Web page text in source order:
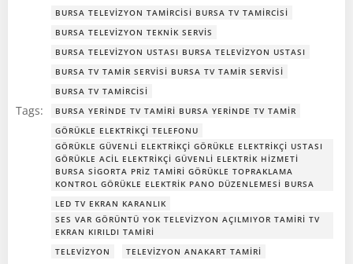
Tags:
BURSA TELEVIZYON TAMIRCISI BURSA TV TAMIRCISI
BURSA TELEVIZYON TEKNIK SERVIS
BURSA TELEVIZYON USTASI BURSA TELEVIZYON USTASI
BURSA TV TAMIR SERVISI BURSA TV TAMIR SERVISI
BURSA TV TAMIRCISI
BURSA YERINDE TV TAMIRI BURSA YERINDE TV TAMIR
GÖRÜKLE ELEKTRIKÇI TELEFONU
GÖRÜKLE GÜVENLI ELEKTRIKÇI GÖRÜKLE ELEKTRIKÇI USTASI
GÖRÜKLE ACIL ELEKTRIKÇI GÜVENLI ELEKTRIK HIZMETI
BURSA SIGORTA PRIZ TAMIRI GÖRÜKLE TOPRAKLAMA
KONTROL GÖRÜKLE ELEKTRIK PANO DÜZENLEMESI BURSA
LED TV EKRAN KARANLIK
SES VAR GÖRÜNTÜ YOK TELEVIZYON AÇILMIYOR TAMIRI TV
EKRAN KIRILDI TAMIRI
TELEVIZYON
TELEVIZYON ANAKART TAMIRI